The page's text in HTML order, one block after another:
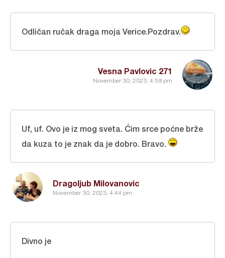
Vesna Pavlovic 271
November 30, 2023, 4:59 pm
Odličan ručak draga moja Verice.Pozdrav.
Dragoljub Milovanovic
November 30, 2023, 4:44 pm
Uf, uf. Ovo je iz mog sveta. Ćim srce poćne brže
da kuza to je znak da je dobro. Bravo.
Divno je